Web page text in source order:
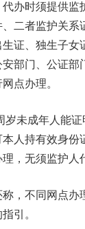
办时须提供监
二者监护关系
生证、独生子女
部门、公证部
点办理。
未成年人能证
人持有效身份
，无须监护人
不同网点办
引。